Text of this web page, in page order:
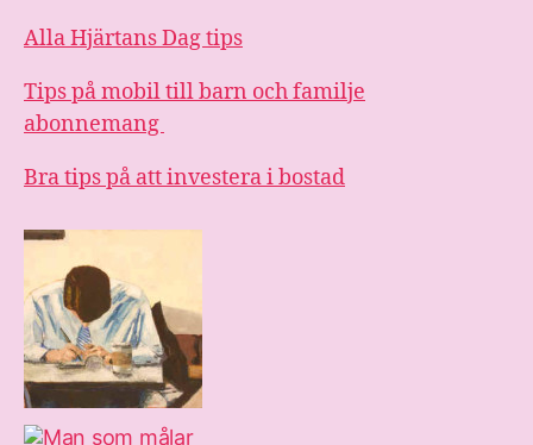
Alla Hjärtans Dag tips
Tips på mobil till barn och familje
abonnemang
Bra tips på att investera i bostad